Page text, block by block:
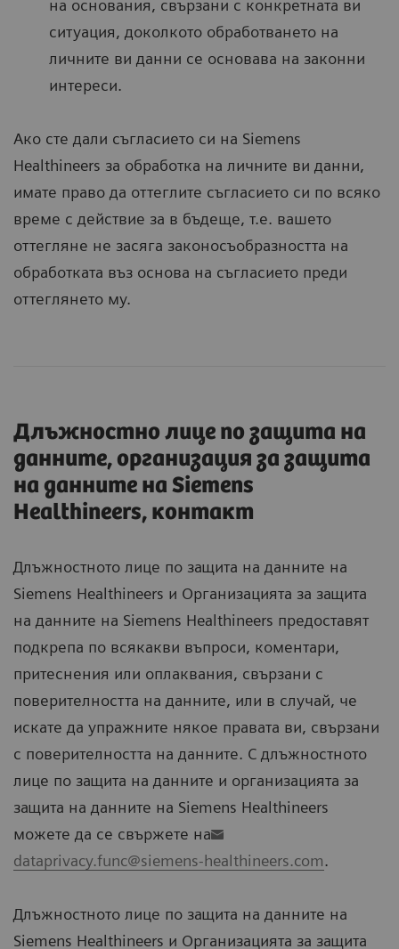
на основания, свързани с конкретната ви
ситуация, доколкото обработването на
личните ви данни се основава на законни
интереси.
Ако сте дали съгласието си на Siemens
Healthineers за обработка на личните ви данни,
имате право да оттеглите съгласието си по всяко
време с действие за в бъдеще, т.е. вашето
оттегляне не засяга законосъобразността на
обработката въз основа на съгласието преди
оттеглянето му.
Длъжностно лице по защита на
данните, организация за защита
на данните на Siemens
Healthineers, контакт
Длъжностното лице по защита на данните на
Siemens Healthineers и Организацията за защита
на данните на Siemens Healthineers предоставят
подкрепа по всякакви въпроси, коментари,
притеснения или оплаквания, свързани с
поверителността на данните, или в случай, че
искате да упражните някое правата ви, свързани
с поверителността на данните. С длъжностното
лице по защита на данните и организацията за
защита на данните на Siemens Healthineers
можете да се свържете на
dataprivacy.func@siemens-healthineers.com.
Длъжностното лице по защита на данните на
Siemens Healthineers и Организацията за защита